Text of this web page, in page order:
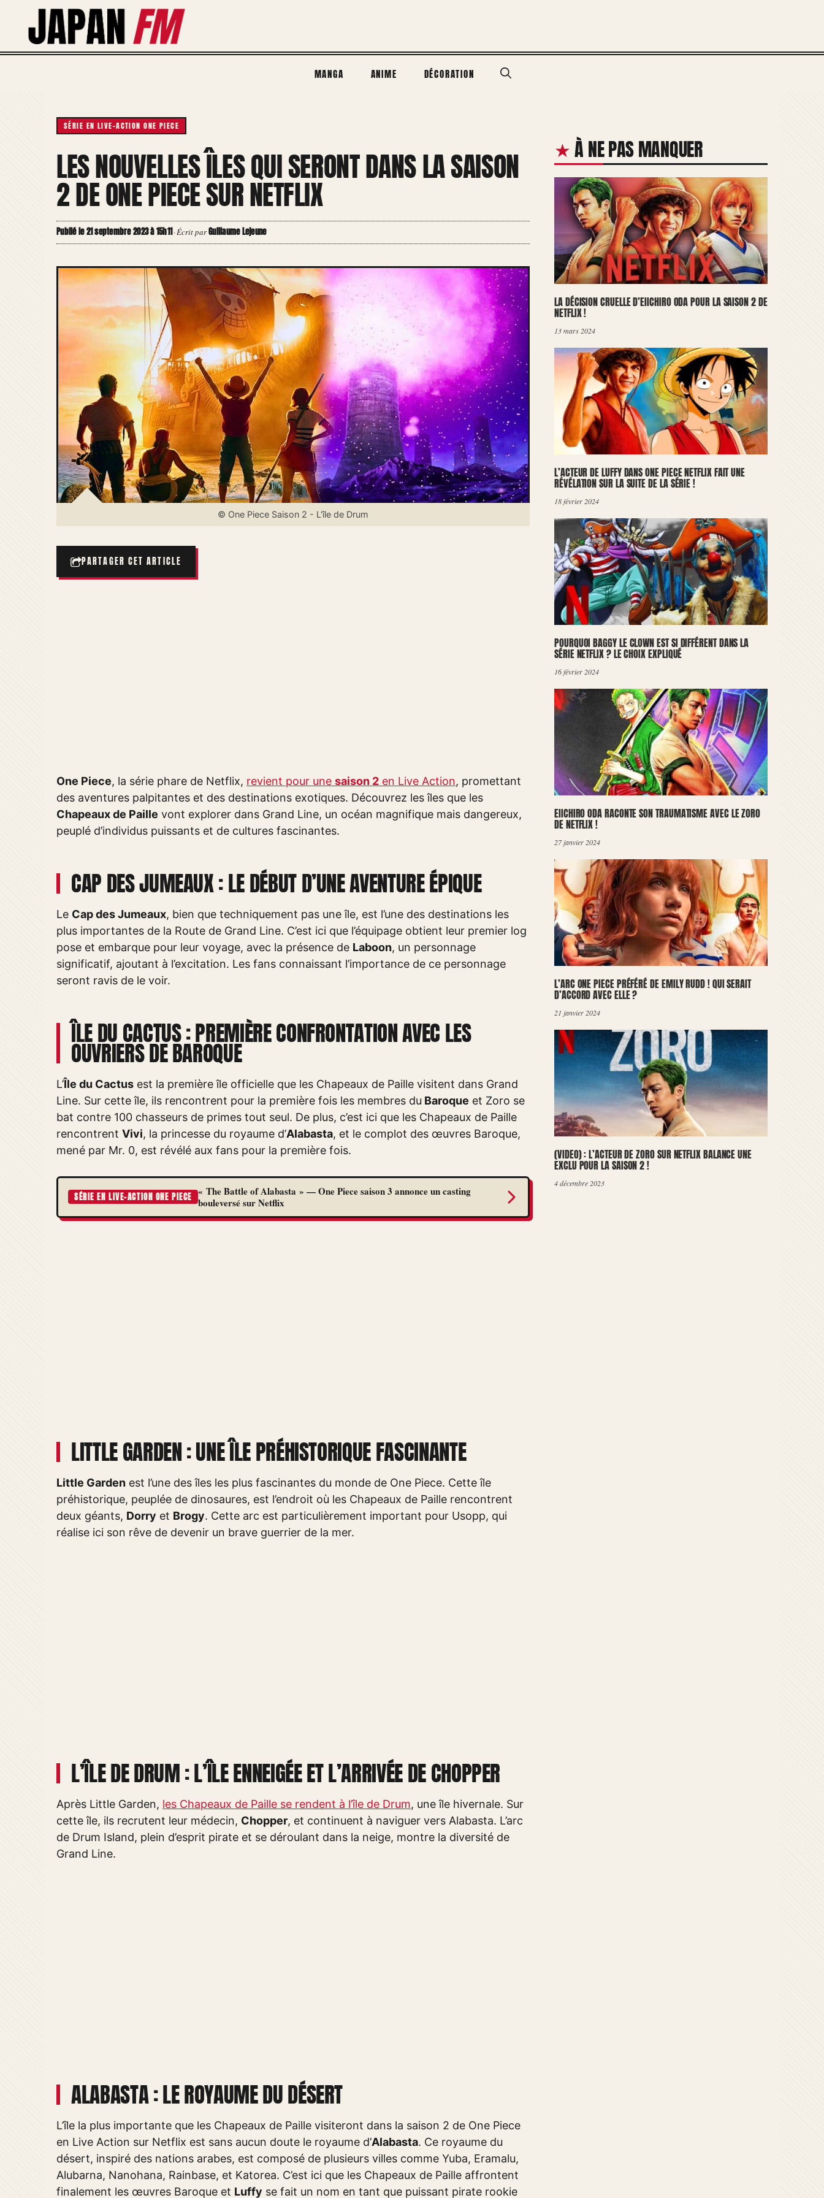
contenu
MANGA ANIME DÉCORATION
SÉRIE EN LIVE-ACTION ONE PIECE
LES NOUVELLES ÎLES QUI SERONT DANS LA SAISON
2 DE ONE PIECE SUR NETFLIX
Publié le 21 septembre 2023 à 15h11·Écrit parGuillaume Lejeune
© One Piece Saison 2 - L'île de Drum
PARTAGER CET ARTICLE
One Piece, la série phare de Netflix, revient pour une saison 2 en Live Action, promettant
des aventures palpitantes et des destinations exotiques. Découvrez les îles que les
Chapeaux de Paille vont explorer dans Grand Line, un océan magnifique mais dangereux,
peuplé d’individus puissants et de cultures fascinantes.
CAP DES JUMEAUX : LE DÉBUT D’UNE AVENTURE ÉPIQUE
Le Cap des Jumeaux, bien que techniquement pas une île, est l’une des destinations les
plus importantes de la Route de Grand Line. C’est ici que l’équipage obtient leur premier log
pose et embarque pour leur voyage, avec la présence de Laboon, un personnage
significatif, ajoutant à l’excitation. Les fans connaissant l’importance de ce personnage
seront ravis de le voir.
ÎLE DU CACTUS : PREMIÈRE CONFRONTATION AVEC LES
OUVRIERS DE BAROQUE
L’Île du Cactus est la première île officielle que les Chapeaux de Paille visitent dans Grand
Line. Sur cette île, ils rencontrent pour la première fois les membres du Baroque et Zoro se
bat contre 100 chasseurs de primes tout seul. De plus, c’est ici que les Chapeaux de Paille
rencontrent Vivi, la princesse du royaume d’Alabasta, et le complot des œuvres Baroque,
mené par Mr. 0, est révélé aux fans pour la première fois.
SÉRIE EN LIVE-ACTION ONE PIECE « The Battle of Alabasta » — One Piece saison 3 annonce un casting
bouleversé sur Netflix
LITTLE GARDEN : UNE ÎLE PRÉHISTORIQUE FASCINANTE
Little Garden est l’une des îles les plus fascinantes du monde de One Piece. Cette île
préhistorique, peuplée de dinosaures, est l’endroit où les Chapeaux de Paille rencontrent
deux géants, Dorry et Brogy. Cette arc est particulièrement important pour Usopp, qui
réalise ici son rêve de devenir un brave guerrier de la mer.
L’ÎLE DE DRUM : L’ÎLE ENNEIGÉE ET L’ARRIVÉE DE CHOPPER
Après Little Garden, les Chapeaux de Paille se rendent à l’île de Drum, une île hivernale. Sur
cette île, ils recrutent leur médecin, Chopper, et continuent à naviguer vers Alabasta. L’arc
de Drum Island, plein d’esprit pirate et se déroulant dans la neige, montre la diversité de
Grand Line.
ALABASTA : LE ROYAUME DU DÉSERT
L’île la plus importante que les Chapeaux de Paille visiteront dans la saison 2 de One Piece
en Live Action sur Netflix est sans aucun doute le royaume d’Alabasta. Ce royaume du
désert, inspiré des nations arabes, est composé de plusieurs villes comme Yuba, Eramalu,
Alubarna, Nanohana, Rainbase, et Katorea. C’est ici que les Chapeaux de Paille affrontent
finalement les œuvres Baroque et Luffy se fait un nom en tant que puissant pirate rookie
À NE PAS MANQUER
LA DÉCISION CRUELLE D’EIICHIRO ODA POUR LA SAISON 2 DE
NETFLIX !
13 mars 2024
L’ACTEUR DE LUFFY DANS ONE PIECE NETFLIX FAIT UNE
RÉVÉLATION SUR LA SUITE DE LA SÉRIE !
18 février 2024
POURQUOI BAGGY LE CLOWN EST SI DIFFÉRENT DANS LA
SÉRIE NETFLIX ? LE CHOIX EXPLIQUÉ
16 février 2024
EIICHIRO ODA RACONTE SON TRAUMATISME AVEC LE ZORO
DE NETFLIX !
27 janvier 2024
L’ARC ONE PIECE PRÉFÉRÉ DE EMILY RUDD ! QUI SERAIT
D’ACCORD AVEC ELLE ?
21 janvier 2024
(VIDEO) : L’ACTEUR DE ZORO SUR NETFLIX BALANCE UNE
EXCLU POUR LA SAISON 2 !
4 décembre 2023